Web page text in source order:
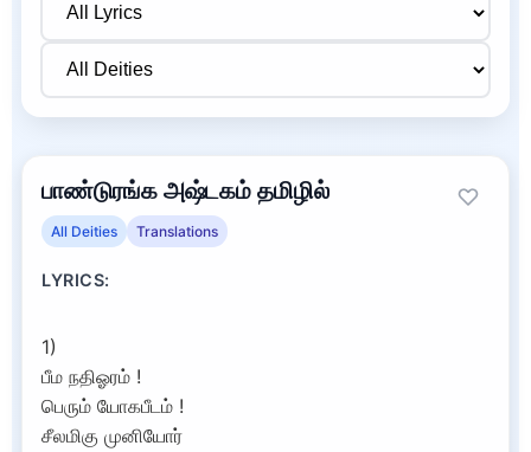
பாண்டுரங்க அஷ்டகம் தமிழில்
All Deities Translations
LYRICS:
1)
பீம நதிஓரம் !
பெரும் யோகபீடம் !
சீலமிகு முனியோர்